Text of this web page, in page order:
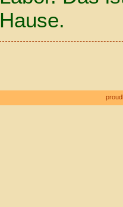
Hause.